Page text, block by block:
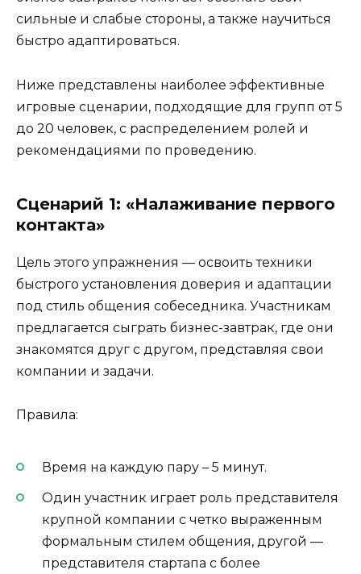
сильные и слабые стороны, а также научиться
быстро адаптироваться.
Ниже представлены наиболее эффективные
игровые сценарии, подходящие для групп от 5
до 20 человек, с распределением ролей и
рекомендациями по проведению.
Сценарий 1: «Налаживание первого
контакта»
Цель этого упражнения — освоить техники
быстрого установления доверия и адаптации
под стиль общения собеседника. Участникам
предлагается сыграть бизнес-завтрак, где они
знакомятся друг с другом, представляя свои
компании и задачи.
Правила:
Время на каждую пару – 5 минут.
Один участник играет роль представителя
крупной компании с четко выраженным
формальным стилем общения, другой —
представителя стартапа с более